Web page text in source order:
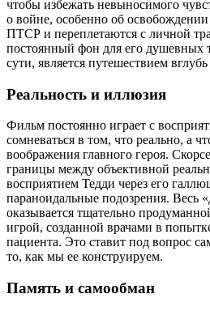
чтобы избежать невыносимого
о войне, особенно об
ПТСР и переплетаются с личной
постоянный фон для его душевных
сути, является путешествием
Реальность и иллюзия
Фильм постоянно играет с
сомневаться в том, что реально, а
воображения главного героя.
границы между объективной
восприятием Тедди через его
параноидальные подозрения. Весь
оказывается тщательно
игрой, созданной врачами в
пациента. Это ставит под вопрос
то, как мы ее конструируем.
Память и самообман